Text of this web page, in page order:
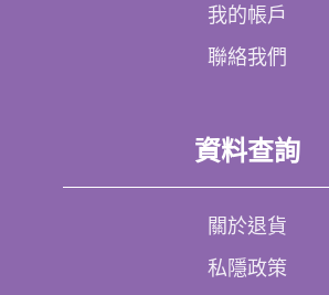
我的帳戶
聯絡我們
資料查詢
關於退貨
私隱政策